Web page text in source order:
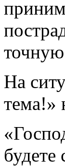
На
тема!»
будете